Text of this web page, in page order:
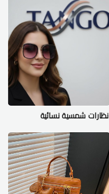
نظارات شمسية نسائية